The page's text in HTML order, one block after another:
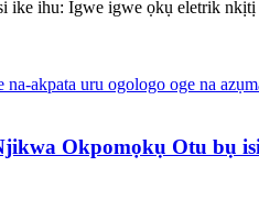
ike ihu: Igwe igwe ọkụ eletrik nkịtị
Okpomọkụ Otu bụ